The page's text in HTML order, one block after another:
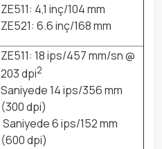
ZE511: 4,1 inç/104 mm
ZE521: 6.6 inç/168 mm
ZE511: 18 ips/457 mm/sn @
203 dpi2
Saniyede 14 ips/356 mm
(300 dpi)
Saniyede 6 ips/152 mm
(600 dpi)